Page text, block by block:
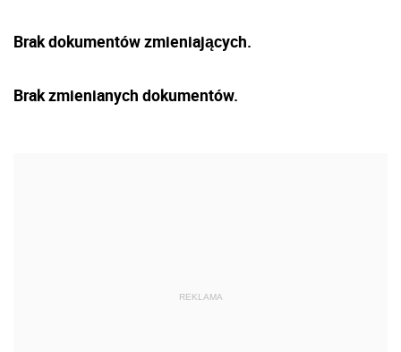
Brak dokumentów zmieniających.
Brak zmienianych dokumentów.